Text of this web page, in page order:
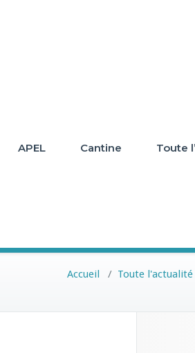
APEL Cantine Toute
Accueil / Toute l'actualité